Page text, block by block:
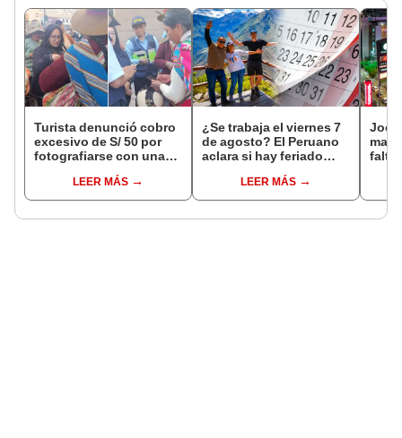
Turista denunció cobro
excesivo de S/ 50 por
fotografiarse con una
Serenazgo recuperó el
dinero
LEER MÁS
¿Se trabaja el viernes 7
de agosto? El Peruano
aclara si hay feriado
del 6 de agosto
LEER MÁS
falta